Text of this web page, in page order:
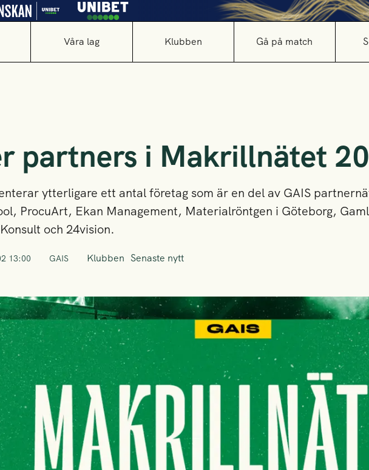
Våra lag Klubben Gå på match
partners i Makrillnätet
ytterligare ett antal företag som är en del av GAIS
ProcuArt, Ekan Management, Materialröntgen i Göteborg,
och 24vision.
13:00 GAIS Klubben Senaste nytt